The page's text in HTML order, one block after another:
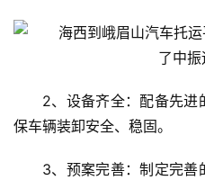
2、设备齐全：配备先进
保车辆装卸安全、稳固。
3、预案完善：制定完善